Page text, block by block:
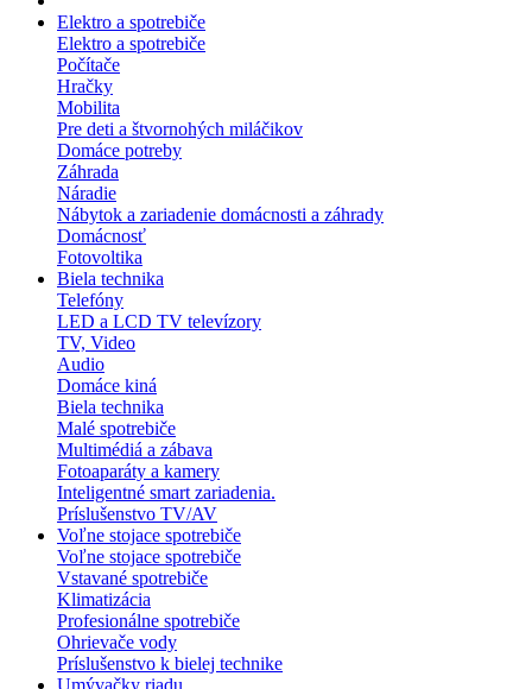
Elektro a spotrebiče
Elektro a spotrebiče
Počítače
Hračky
Mobilita
Pre deti a štvornohých miláčikov
Domáce potreby
Záhrada
Náradie
Nábytok a zariadenie domácnosti a záhrady
Domácnosť
Fotovoltika
Biela technika
Telefóny
LED a LCD TV televízory
TV, Video
Audio
Domáce kiná
Biela technika
Malé spotrebiče
Multimédiá a zábava
Fotoaparáty a kamery
Inteligentné smart zariadenia.
Príslušenstvo TV/AV
Voľne stojace spotrebiče
Voľne stojace spotrebiče
Vstavané spotrebiče
Klimatizácia
Profesionálne spotrebiče
Ohrievače vody
Príslušenstvo k bielej technike
Umývačky riadu